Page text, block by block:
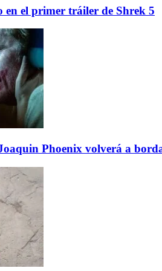
en el primer tráiler de Shrek 5
Phoenix volverá a